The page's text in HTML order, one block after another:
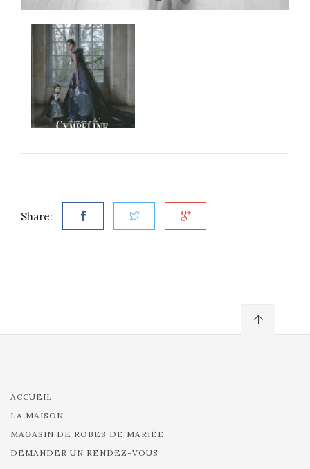
Share:
ACCUEIL
LA MAISON
MAGASIN DE ROBES DE MARIÉE
DEMANDER UN RENDEZ-VOUS